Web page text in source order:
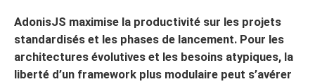
AdonisJS maximise la productivité sur les projets
standardisés et les phases de lancement. Pour les
architectures évolutives et les besoins atypiques, la
liberté d’un framework plus modulaire peut s’avérer